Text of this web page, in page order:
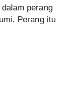
perang
Perang itu